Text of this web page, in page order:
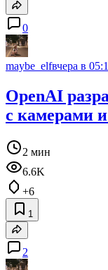
0
maybe_elfвчера в
OpenAI
c камерами
2 мин
6.6K
+6
1
2